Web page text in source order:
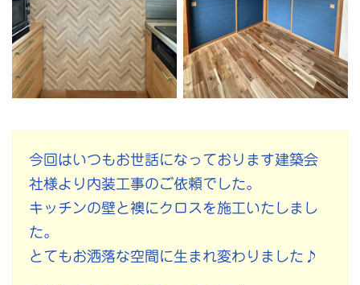
今回はいつもお世話になっております建築会
社様より内装工事のご依頼でした。
キッチンの壁と襖にクロスを施工いたしまし
た。
とてもお洒落な空間に生まれ変わりました♪